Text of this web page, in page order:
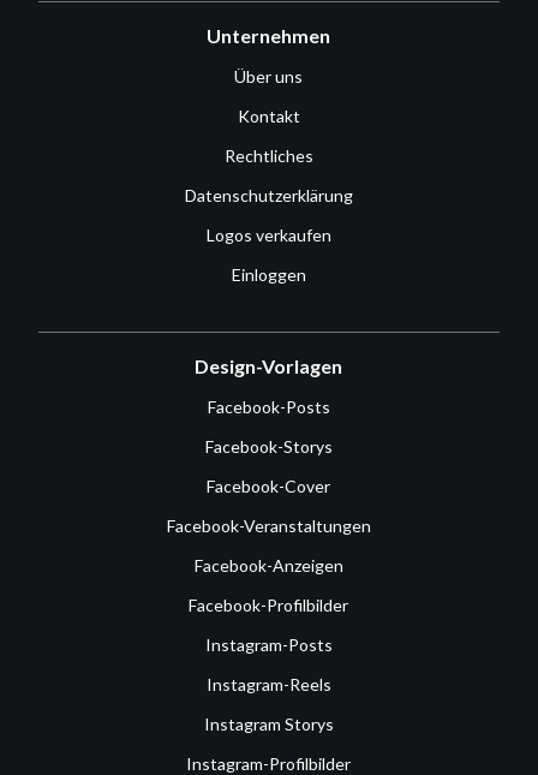
Unternehmen
Über uns
Kontakt
Rechtliches
Datenschutzerklärung
Logos verkaufen
Einloggen
Design-Vorlagen
Facebook-Posts
Facebook-Storys
Facebook-Cover
Facebook-Veranstaltungen
Facebook-Anzeigen
Facebook-Profilbilder
Instagram-Posts
Instagram-Reels
Instagram Storys
Instagram-Profilbilder